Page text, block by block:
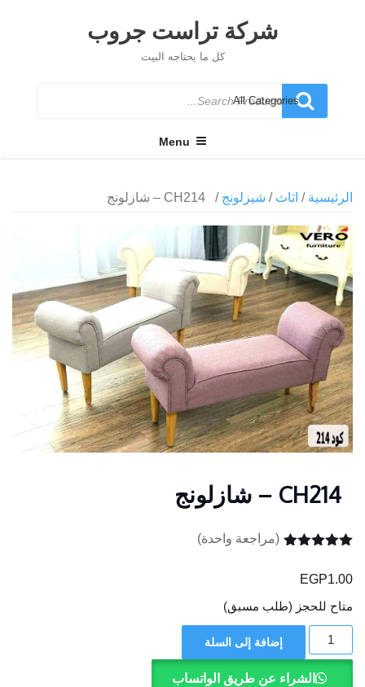
شركة تراست جروب
كل ما يحتاجه البيت
Search
for
Menu
الرئيسية / اثاث / شيزلونج / CH214 – شازلونج
5.00
بناءً على
واحد
(مراجعة واحدة)
EGP1.00
متاح للحجز (طلب مسبق)
كمية
CH214 -
شازلونج
إضافة إلى السلة
الشراء عن طريق الواتساب